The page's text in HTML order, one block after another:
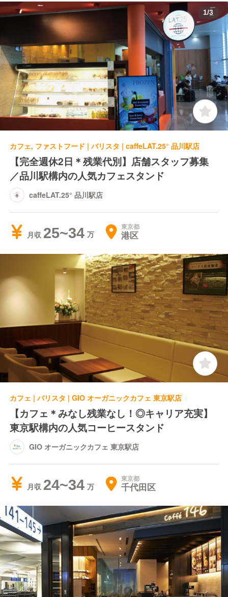
1/3
カフェ, ファストフード | バリスタ | caffeLAT.25° 品川駅店
【完全週休2日＊残業代別】店舗スタッフ募集
／品川駅構内の人気カフェスタンド
caffeLAT.25° 品川駅店
月収 25~34 東京都
港区
カフェ | バリスタ | GIO オーガニックカフェ 東京駅店
【カフェ＊みなし残業なし！◎キャリア充実】
東京駅構内の人気コーヒースタンド
GIO オーガニックカフェ 東京駅店
月収 24~34 東京都
千代田区